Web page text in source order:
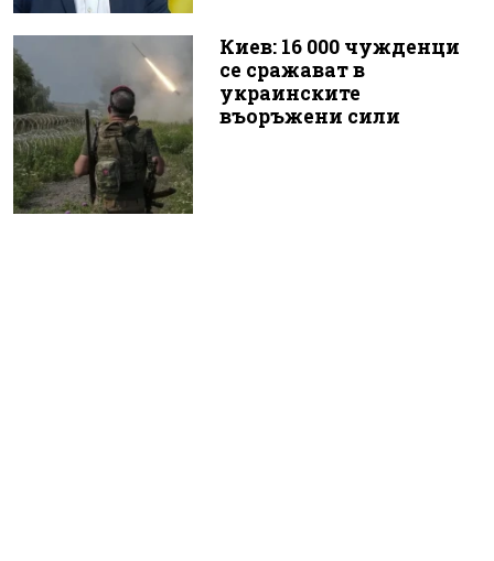
Киев: 16 000 чужденци
се сражават в
украинските
въоръжени сили